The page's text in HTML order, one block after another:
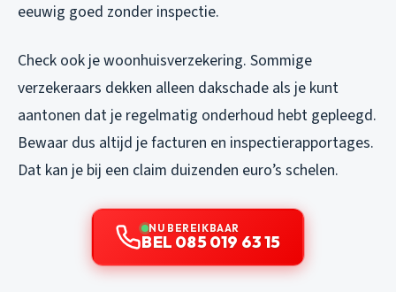
eeuwig goed zonder inspectie.
Check ook je woonhuisverzekering. Sommige
verzekeraars dekken alleen dakschade als je kunt
aantonen dat je regelmatig onderhoud hebt gepleegd.
Bewaar dus altijd je facturen en inspectierapportages.
Dat kan je bij een claim duizenden euro’s schelen.
NU BEREIKBAAR
BEL 085 019 63 15